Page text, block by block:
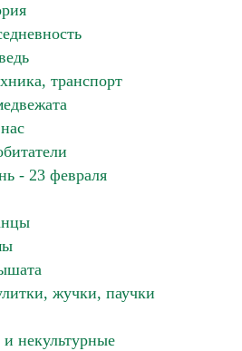
транспорт
- 23 февраля
жучки, паучки
некультурные